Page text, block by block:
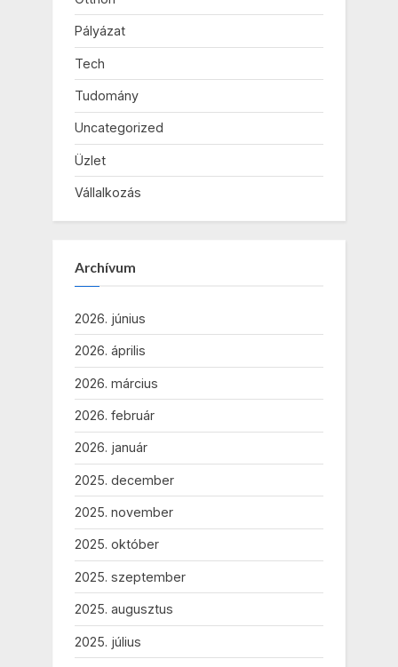
Pályázat
Tech
Tudomány
Uncategorized
Üzlet
Vállalkozás
Archívum
2026. június
2026. április
2026. március
2026. február
2026. január
2025. december
2025. november
2025. október
2025. szeptember
2025. augusztus
2025. július